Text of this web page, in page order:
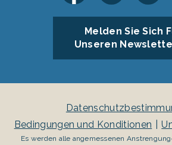
Melden Sie Sich
Unseren
Bedingungen und Konditionen
Es werden alle angemessenen